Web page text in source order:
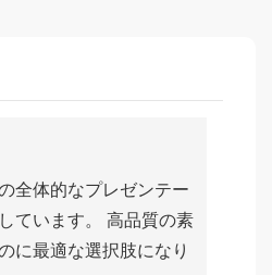
全体的なプレゼンテー
ています。 高品質の素
に最適な選択肢になり